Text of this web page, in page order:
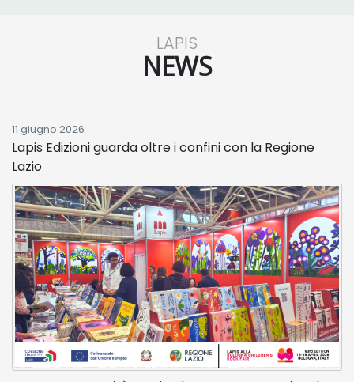
LAPIS
NEWS
11 giugno 2026
Lapis Edizioni guarda oltre i confini con la Regione
Lazio